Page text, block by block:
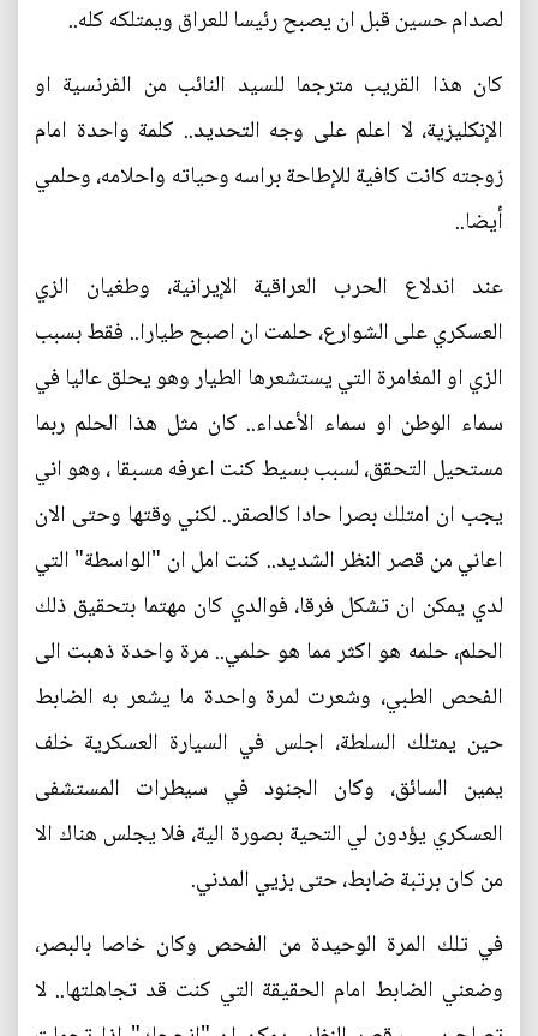
لصدام حسين قبل ان يصبح رئيسا للعراق ويمتلكه كله..
كان هذا القريب مترجما للسيد النائب من الفرنسية او
الإنكليزية، لا اعلم على وجه التحديد.. كلمة واحدة امام
زوجته كانت كافية للإطاحة براسه وحياته واحلامه، وحلمي
أيضا..
عند اندلاع الحرب العراقية الإيرانية، وطغيان الزي
العسكري على الشوارع، حلمت ان اصبح طيارا.. فقط بسبب
الزي او المغامرة التي يستشعرها الطيار وهو يحلق عاليا في
سماء الوطن او سماء الأعداء.. كان مثل هذا الحلم ربما
مستحيل التحقق، لسبب بسيط كنت اعرفه مسبقا ، وهو اني
يجب ان امتلك بصرا حادا كالصقر.. لكني وقتها وحتى الان
اعاني من قصر النظر الشديد.. كنت امل ان "الواسطة" التي
لدي يمكن ان تشكل فرقا، فوالدي كان مهتما بتحقيق ذلك
الحلم، حلمه هو اكثر مما هو حلمي.. مرة واحدة ذهبت الى
الفحص الطبي، وشعرت لمرة واحدة ما يشعر به الضابط
حين يمتلك السلطة، اجلس في السيارة العسكرية خلف
يمين السائق، وكان الجنود في سيطرات المستشفى
العسكري يؤدون لي التحية بصورة الية، فلا يجلس هناك الا
من كان برتبة ضابط، حتى بزيي المدني.
في تلك المرة الوحيدة من الفحص وكان خاصا بالبصر،
وضعني الضابط امام الحقيقة التي كنت قد تجاهلتها.. لا